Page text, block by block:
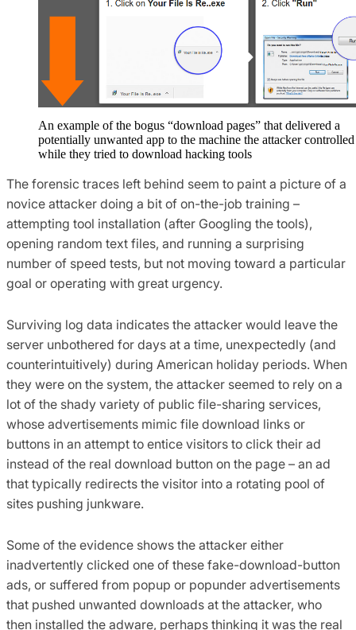
An example of the bogus “download pages” that delivered a
potentially unwanted app to the machine the attacker controlled
while they tried to download hacking tools
The forensic traces left behind seem to paint a picture of a
novice attacker doing a bit of on-the-job training –
attempting tool installation (after Googling the tools),
opening random text files, and running a surprising
number of speed tests, but not moving toward a particular
goal or operating with great urgency.
Surviving log data indicates the attacker would leave the
server unbothered for days at a time, unexpectedly (and
counterintuitively) during American holiday periods. When
they were on the system, the attacker seemed to rely on a
lot of the shady variety of public file-sharing services,
whose advertisements mimic file download links or
buttons in an attempt to entice visitors to click their ad
instead of the real download button on the page – an ad
that typically redirects the visitor into a rotating pool of
sites pushing junkware.
Some of the evidence shows the attacker either
inadvertently clicked one of these fake-download-button
ads, or suffered from popup or popunder advertisements
that pushed unwanted downloads at the attacker, who
then installed the adware, perhaps thinking it was the real